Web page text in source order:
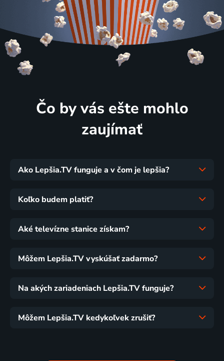
Čo by vás ešte mohlo
zaujímať
Ako Lepšia.TV funguje a v čom je lepšia?
Koľko budem platiť?
Aké televízne stanice získam?
Môžem Lepšia.TV vyskúšať zadarmo?
Na akých zariadeniach Lepšia.TV funguje?
Môžem Lepšia.TV kedykoľvek zrušiť?